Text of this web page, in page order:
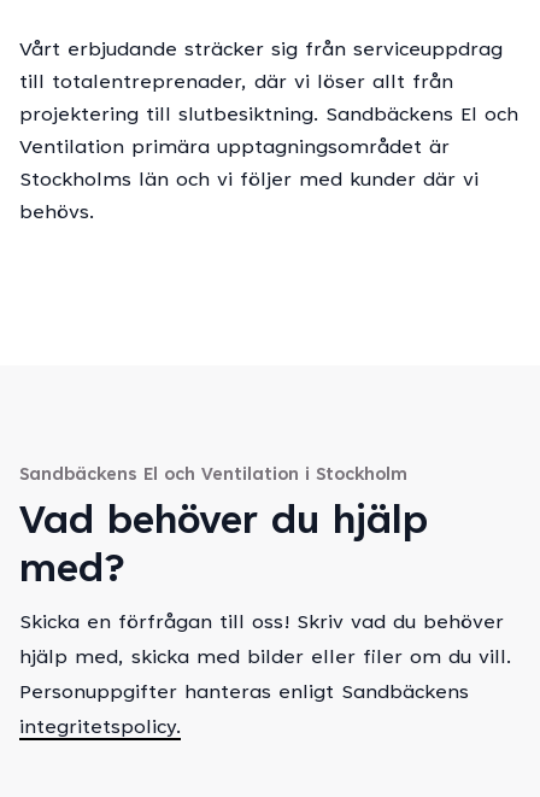
Vårt erbjudande sträcker sig från serviceuppdrag
till totalentreprenader, där vi löser allt från
projektering till slutbesiktning. Sandbäckens El och
Ventilation primära upptagningsområdet är
Stockholms län och vi följer med kunder där vi
behövs.
Sandbäckens El och Ventilation i Stockholm
Vad behöver du hjälp
med?
Skicka en förfrågan till oss! Skriv vad du behöver
hjälp med, skicka med bilder eller filer om du vill.
Personuppgifter hanteras enligt Sandbäckens
integritetspolicy.